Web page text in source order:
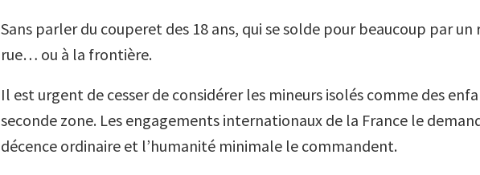
Sans parler du couperet des 18 ans, qui se solde pour beaucoup par un
rue… ou à la frontière.
Il est urgent de cesser de considérer les mineurs isolés comme des
seconde zone. Les engagements internationaux de la France le
décence ordinaire et l’humanité minimale le commandent.